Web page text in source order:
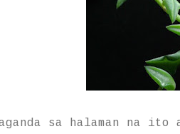
sa halaman na